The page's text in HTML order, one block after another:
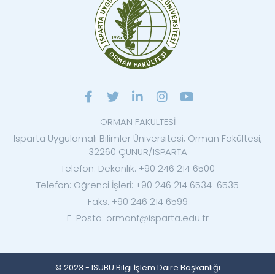
ORMAN FAKÜLTESİ
Isparta Uygulamalı Bilimler Üniversitesi, Orman Fakültesi,
32260 ÇÜNÜR/ISPARTA
Telefon: Dekanlık: +90 246 214 6500
Telefon: Öğrenci İşleri: +90 246 214 6534-6535
Faks: +90 246 214 6599
E-Posta: ormanf@isparta.edu.tr
© 2023 - ISUBÜ Bilgi İşlem Daire Başkanlığı